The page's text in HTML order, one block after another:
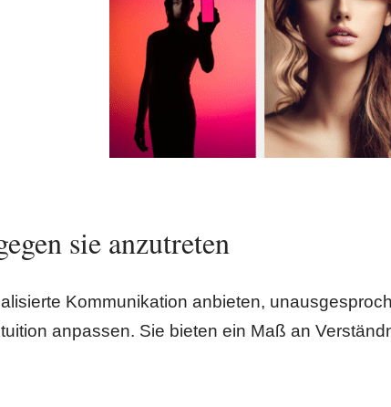
sie anzutreten
Kommunikation anbieten,
anpassen. Sie bieten ein Maß an